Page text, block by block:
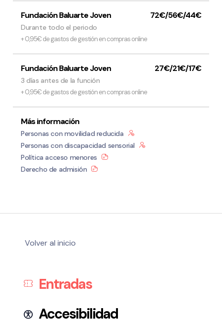
Fundación Baluarte Joven 72€/56€/44€
Durante todo el periodo
+ 0,95€ de gastos de gestión en compras online
Fundación Baluarte Joven 27€/21€/17€
3 días antes de la función
+ 0,95€ de gastos de gestión en compras online
Más información
Personas con movilidad reducida
Personas con discapacidad sensorial
Política acceso menores
Derecho de admisión
Volver al inicio
Entradas
Accesibilidad